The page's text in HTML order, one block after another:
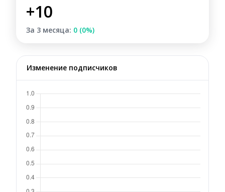
+10
За 3 месяца: 0 (0%)
Изменение подписчиков